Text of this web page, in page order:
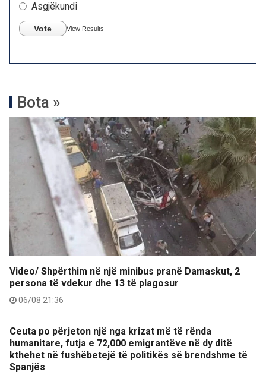
Asgjëkundi
Vote View Results
Bota »
Video/ Shpërthim në një minibus pranë Damaskut, 2
persona të vdekur dhe 13 të plagosur
06/08 21:36
Ceuta po përjeton një nga krizat më të rënda
humanitare, futja e 72,000 emigrantëve në dy ditë
kthehet në fushëbetejë të politikës së brendshme të
Spanjës